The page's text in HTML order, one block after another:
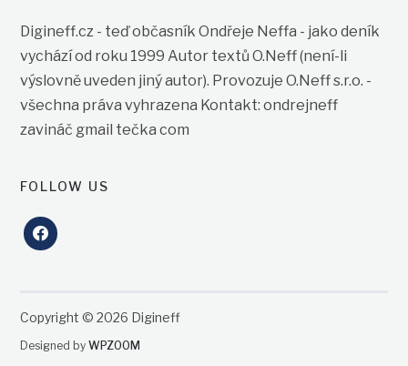
Digineff.cz - teď občasník Ondřeje Neffa - jako deník
vychází od roku 1999 Autor textů O.Neff (není-li
výslovně uveden jiný autor). Provozuje O.Neff s.r.o. -
všechna práva vyhrazena Kontakt: ondrejneff
zavináč gmail tečka com
FOLLOW US
facebook
Copyright © 2026 Digineff
Designed byWPZOOM